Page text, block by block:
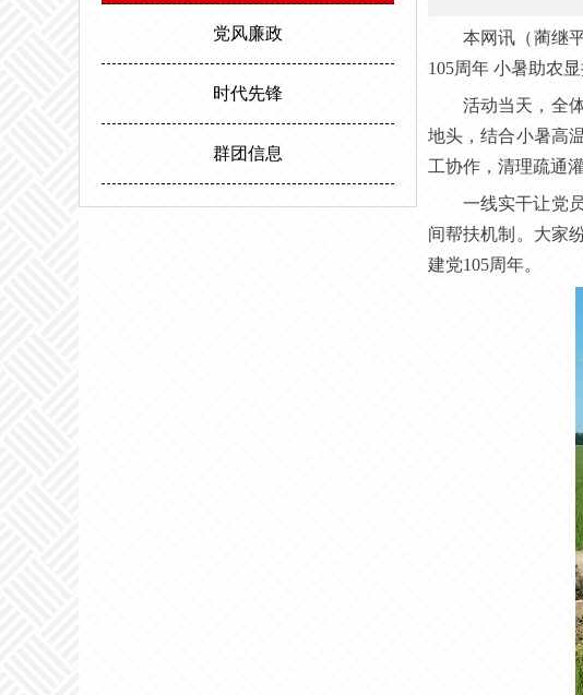
党风廉政
时代先锋
群团信息
本网讯（蔺继
105周年 小暑助农
活动当天，全
地头，结合小暑高
工协作，清理疏通
一线实干让党
间帮扶机制。大家
建党105周年。